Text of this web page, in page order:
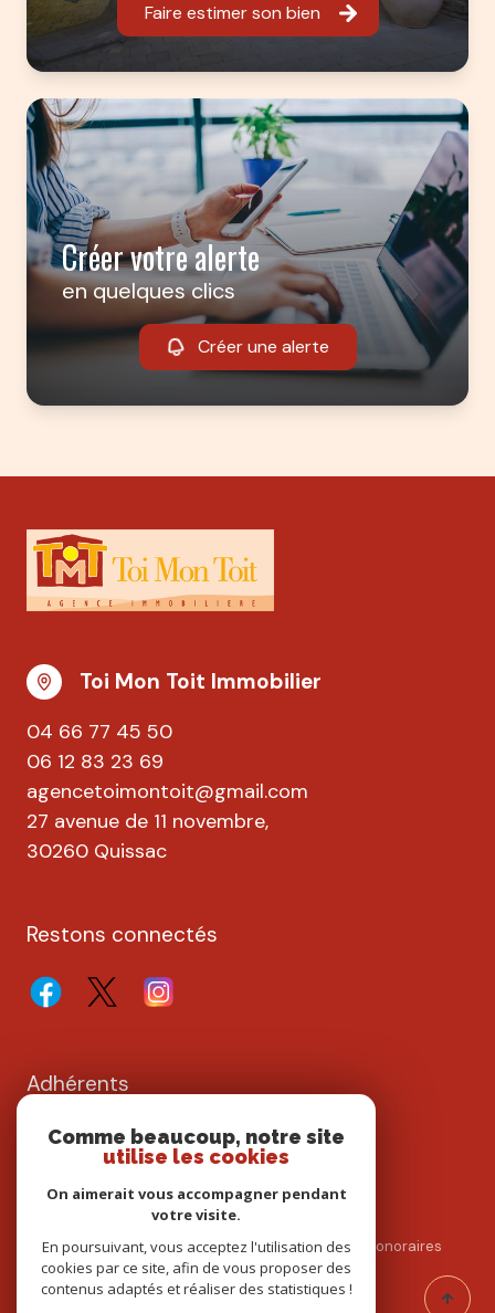
Faire estimer son bien
Créer votre alerte
en quelques clics
Créer une alerte
Toi Mon Toit Immobilier
04 66 77 45 50
06 12 83 23 69
agencetoimontoit@gmail.com
27 avenue de 11 novembre,
30260 Quissac
Restons connectés
Adhérents
Nos partenaires Mentions légales Admin Nos honoraires
Politique RGPD Cookies
Comme beaucoup, notre site
utilise les cookies
On aimerait vous accompagner pendant
votre visite.
En poursuivant, vous acceptez l'utilisation des
cookies par ce site, afin de vous proposer des
contenus adaptés et réaliser des statistiques !